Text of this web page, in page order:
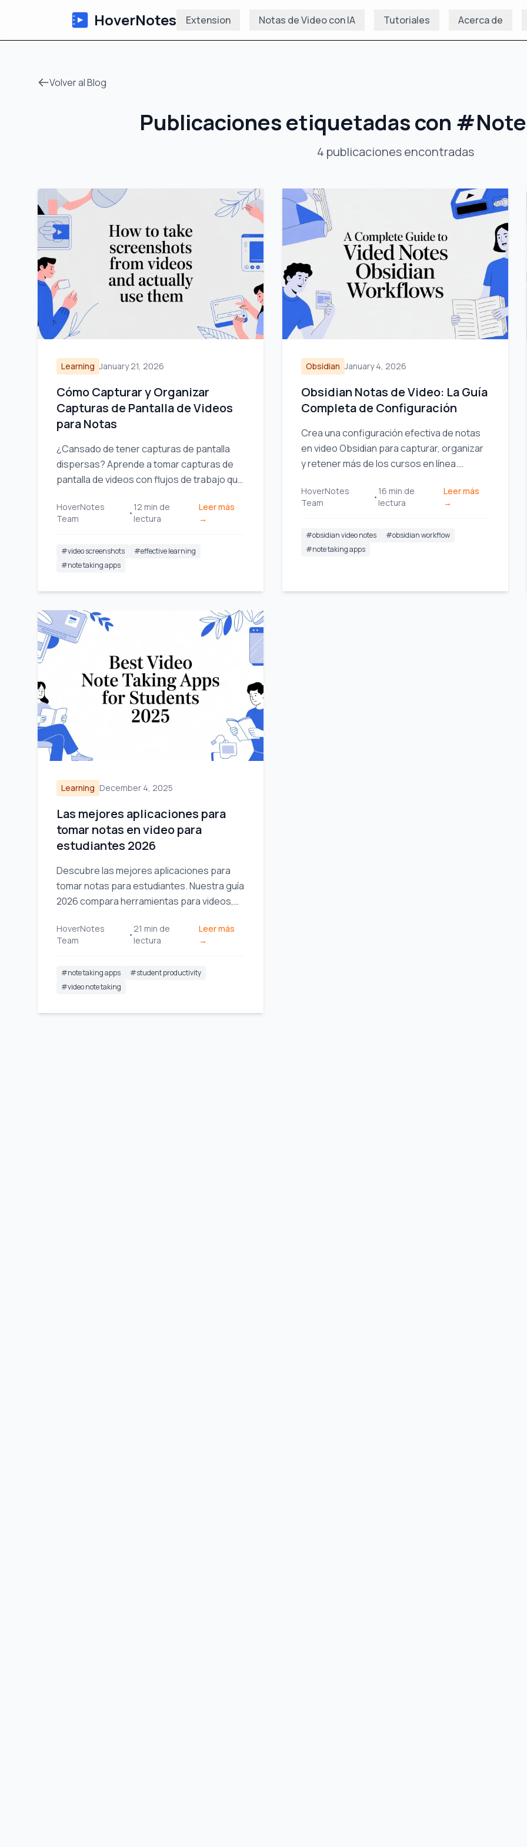
HoverNotes Extension Notas de Video con IA Tutoriales Acerca de
Volver al Blog
Publicaciones etiquetadas con #
4 publicaciones encontradas
Learning January 21, 2026
Cómo Capturar y Organizar
Capturas de Pantalla de Videos
para Notas
¿Cansado de tener capturas de pantalla
dispersas? Aprende a tomar capturas de
pantalla de videos con flujos de trabajo que
mejoran tu aprendizaje.
HoverNotes
Team
•
12 min de
lectura
Leer más
→
#video screenshots #effective learning
#note taking apps
Obsidian January 4, 2026
Obsidian Notas de Video: La Guía
Completa de Configuración
Crea una configuración efectiva de notas
en video Obsidian para capturar, organizar
y retener más de los cursos en línea.
flujos de trabajo.
HoverNotes
Team
•
16 min de
lectura
Leer más
→
#obsidian video notes #obsidian workflow
#note taking apps
Learning December 4, 2025
Las mejores aplicaciones para
tomar notas en video para
estudiantes 2026
Descubre las mejores aplicaciones para
tomar notas para estudiantes. Nuestra guía
2026 compara herramientas para videos,
a estudiar de manera más inteligente, no
más difícil.
HoverNotes
Team
•
21 min de
lectura
Leer más
→
#note taking apps #student productivity
#video note taking